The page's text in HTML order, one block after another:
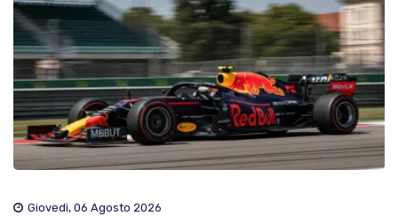
Giovedì, 06 Agosto 2026